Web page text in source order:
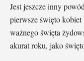
Jest jeszcze inny
pierwsze święto kobiet
ważnego święta
akurat roku, jako